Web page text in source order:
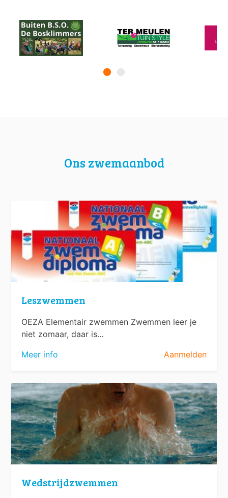
Ons zwemaanbod
Leszwemmen
OEZA Elementair zwemmen Zwemmen leer je
niet zomaar, daar is...
Meer info
Aanmelden
Wedstrijdzwemmen